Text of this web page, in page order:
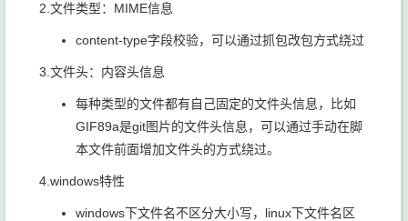
2.文件类型：MIME信息
content-type字段校验，可以通过抓包改包方式绕过
3.文件头：内容头信息
每种类型的文件都有自己固定的文件头信息，比如
GIF89a是git图片的文件头信息，可以通过手动在脚
本文件前面增加文件头的方式绕过。
4.windows特性
windows下文件名不区分大小写，linux下文件名区